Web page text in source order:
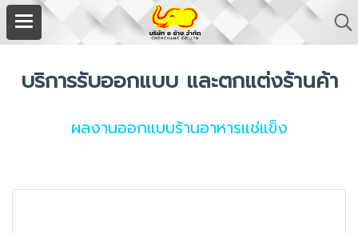
บริการรับออกแบบ และตกแต่งร้านค้า
ผลงานออกแบบร้านอาหารแช่แข็ง